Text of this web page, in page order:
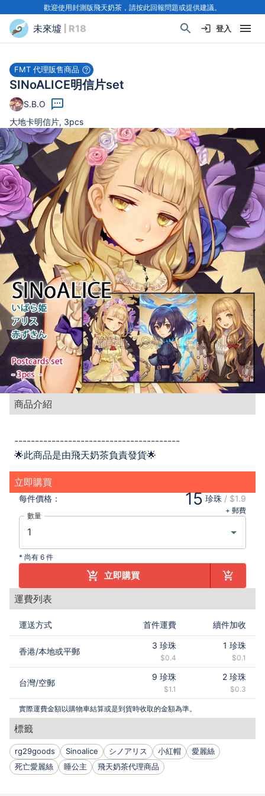
歡迎使用封測版飛天奶茶，請按此回報問題或提供建議。
未來墟 | R18 登入
FMT 代理販售商品
SINoALICE明信片set
S.B.O
大地卡明信片, 3pcs
商品介紹
----------------------------------------
🌟此商品是由飛天奶茶負責發貨🌟
立即購買
每件價格： 15 珍珠 / $1.9
+ 郵費
數量
* 尚有 6 件
立即購買
運費列表
運送方式 首件運費 續件加收
香港/本地或平郵
3 珍珠
$0.4
1 珍珠
$0.1
台灣/空郵
9 珍珠
$1.1
2 珍珠
$0.3
實際運費金額以購物車結算或是到貨時收取的金額為準。
標籤
rg29goods Sinoalice シノアリス 小紅帽
愛麗絲
死亡愛麗絲
睡公主 飛天奶茶代理商品